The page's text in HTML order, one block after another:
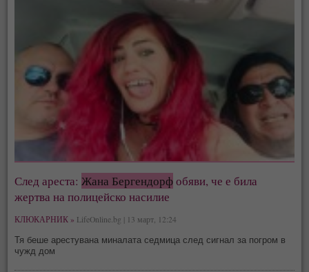
След ареста:Жана Бергендорфобяви, че е била
жертва на полицейско насилие
КЛЮКАРНИК » LifeOnline.bg | 13 март, 12:24
Тя беше арестувана миналата седмица след сигнал за погром в
чужд дом